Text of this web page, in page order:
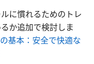
に慣れるためのトレ
か追加で検討しま
基本：安全で快適な